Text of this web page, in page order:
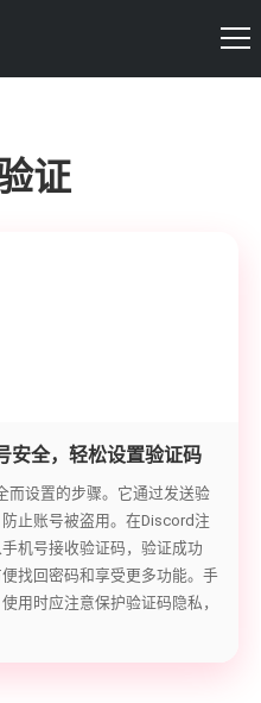
证
安全，轻松设置验证码
而设置的步骤。它通过发送验
止账号被盗用。在Discord注
机号接收验证码，验证成功
找回密码和享受更多功能。手
用时应注意保护验证码隐私，